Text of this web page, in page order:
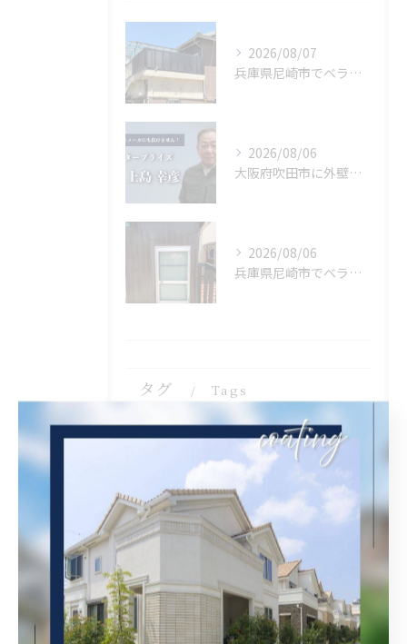
2026/08/07
兵庫県尼崎市でベランダリフォームを完工しました。
2026/08/06
大阪府吹田市に外壁フル塗装､シーリング工事､ベランダ簡易防水工事､エアコン脱却の現地調査に行きました。
2026/08/06
兵庫県尼崎市でベランダリフォームを施工してます。
タグ Tags
塗装 内装塗装 屋根塗装 西宮市
クリヤ ベランダ簡易防水 茨木市
タイル張り 守口市
錆止め 外壁張り替え 瓦固定